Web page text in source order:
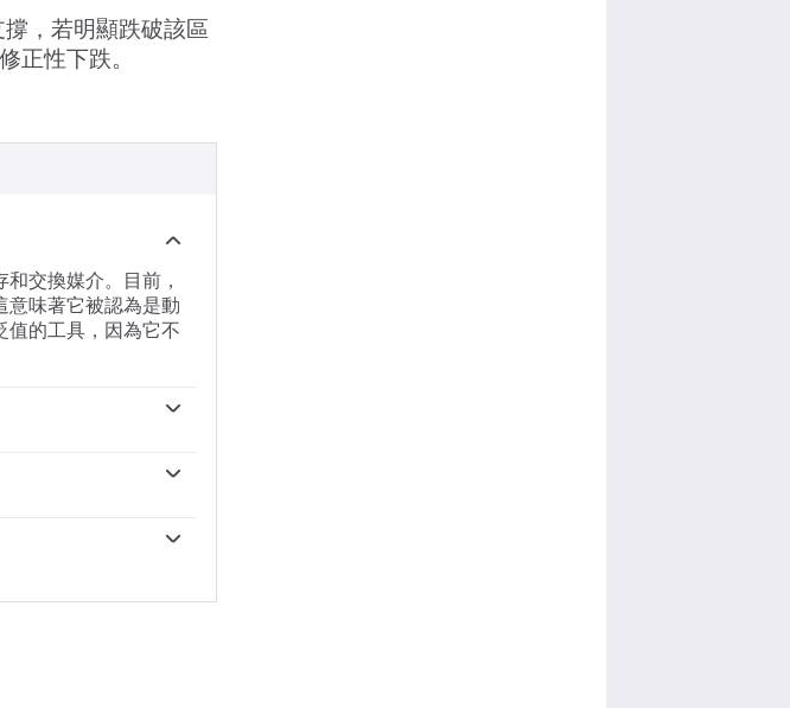
，若明顯跌破該區
正性下跌。
交換媒介。目前，
意味著它被認為是動
值的工具，因為它不
高黃金儲備可以成為
購買量。中國、印
多元化。黃金與風險
往往會隨著利率下降
價，而弱勢美元則可